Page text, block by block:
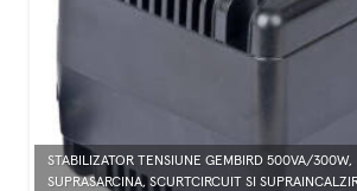
STABILIZATOR TENSIUNE GEMBIRD 500VA/300W,
SUPRASARCINA, SCURTCIRCUIT SI